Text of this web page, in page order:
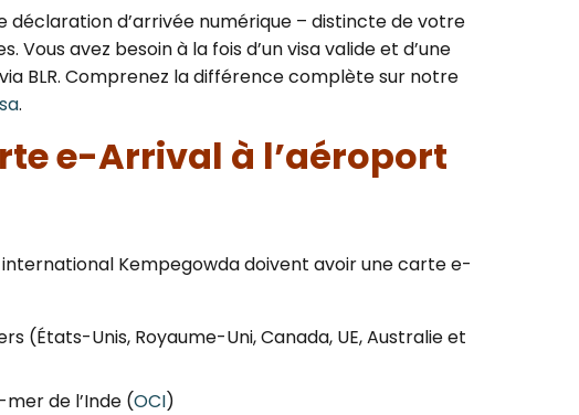
déclaration d’arrivée numérique – distincte de votre
Vous avez besoin à la fois d’un visa valide et d’une
BLR. Comprenez la différence complète sur notre
.
e-Arrival à l’aéroport
Kempegowda doivent avoir une carte e-
(États-Unis, Royaume-Uni, Canada, UE, Australie et
de l’Inde (OCI)